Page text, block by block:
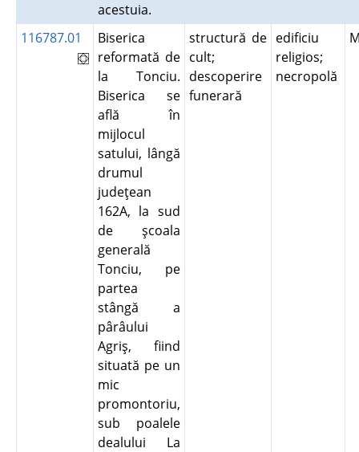
acestuia.
116787.01
Biserica
reformată de
la Tonciu.
Biserica se
află în
mijlocul
satului, lângă
drumul
judeţean
162A, la sud
de şcoala
generală
Tonciu, pe
partea
stângă a
pârâului
Agriş, fiind
situată pe un
mic
promontoriu,
sub poalele
dealului La
structură de
cult;
descoperire
funerară
edificiu
religios;
necropolă